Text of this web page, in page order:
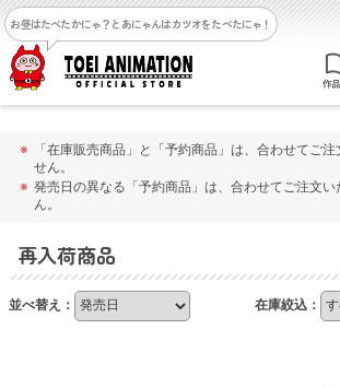
お昼はたべたかにゃ？ とあにゃんはカツオをたべたにゃ！
※
「在庫販売商品」と「予約商品」は、合わせてご
せん。
※ 発売日の異なる「予約商品」は、合わせてご注文
ん。
再入荷商品
並べ替え： 在庫絞込：